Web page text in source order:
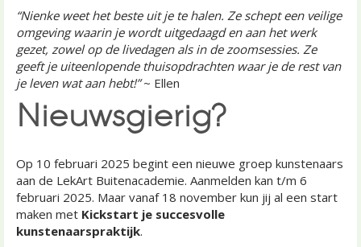
“Nienke weet het beste uit je te halen. Ze schept een veilige
omgeving waarin je wordt uitgedaagd en aan het werk
gezet, zowel op de livedagen als in de zoomsessies. Ze
geeft je uiteenlopende thuisopdrachten waar je de rest van
je leven wat aan hebt!”~ Ellen
Nieuwsgierig?
Op 10 februari 2025 begint een nieuwe groep kunstenaars
aan de LekArt Buitenacademie. Aanmelden kan t/m 6
februari 2025. Maar vanaf 18 november kun jij al een start
maken met Kickstart je succesvolle
kunstenaarspraktijk.